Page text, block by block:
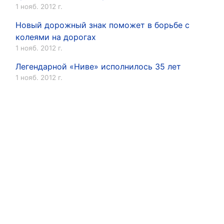
1 нояб. 2012 г.
Новый дорожный знак поможет в борьбе с
колеями на дорогах
1 нояб. 2012 г.
Легендарной «Ниве» исполнилось 35 лет
1 нояб. 2012 г.